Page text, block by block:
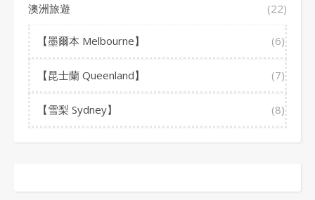
澳洲旅遊 (22)
【墨爾本 Melbourne】 (6)
【昆士蘭 Queenland】 (7)
【雪梨 Sydney】 (8)